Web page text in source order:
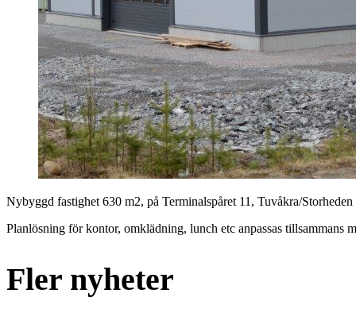
Nybyggd fastighet 630 m2, på Terminalspåret 11, Tuvåkra/
Planlösning för kontor, omklädning, lunch etc anpassas tillsammans
Fler nyheter